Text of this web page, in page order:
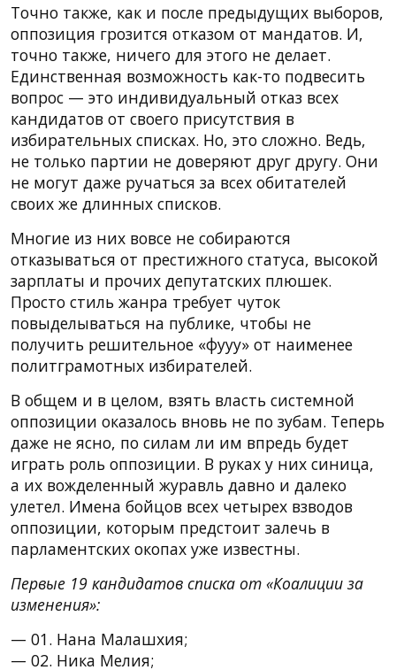
Точно также, как и после предыдущих выборов,
оппозиция грозится отказом от мандатов. И,
точно также, ничего для этого не делает.
Единственная возможность как-то подвесить
вопрос — это индивидуальный отказ всех
кандидатов от своего присутствия в
избирательных списках. Но, это сложно. Ведь,
не только партии не доверяют друг другу. Они
не могут даже ручаться за всех обитателей
своих же длинных списков.
Многие из них вовсе не собираются
отказываться от престижного статуса, высокой
зарплаты и прочих депутатских плюшек.
Просто стиль жанра требует чуток
повыделываться на публике, чтобы не
получить решительное «фууу» от наименее
политграмотных избирателей.
В общем и в целом, взять власть системной
оппозиции оказалось вновь не по зубам. Теперь
даже не ясно, по силам ли им впредь будет
играть роль оппозиции. В руках у них синица,
а их вожделенный журавль давно и далеко
улетел. Имена бойцов всех четырех взводов
оппозиции, которым предстоит залечь в
парламентских окопах уже известны.
Первые 19 кандидатов списка от «Коалиции за
изменения»:
— 01. Нана Малашхия;
— 02. Ника Мелия;